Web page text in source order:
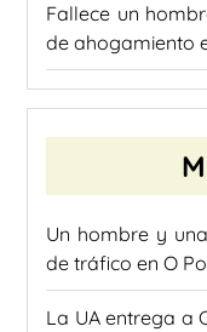
Fallece un
de ahogamiento
Un hombre y
de tráfico en O
La UA entrega a